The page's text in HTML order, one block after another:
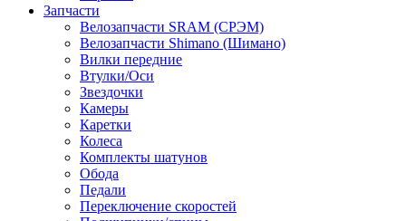
Запчасти
Велозапчасти SRAM (СРЭМ)
Велозапчасти Shimano (Шимано)
Вилки передние
Втулки/Оси
Звездочки
Камеры
Каретки
Колеса
Комплекты шатунов
Обода
Педали
Переключение скоростей